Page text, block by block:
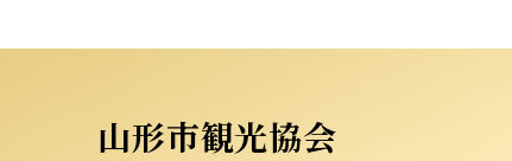
山形市観光協会